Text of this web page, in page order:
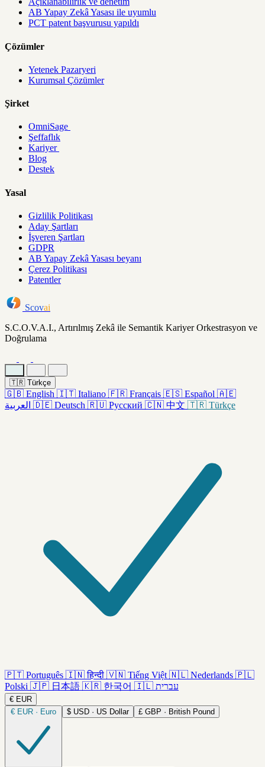
AB Yapay Zekâ Yasası ile uyumlu
PCT patent başvurusu yapıldı
Çözümler
Yetenek Pazaryeri
Kurumsal Çözümler
Şirket
OmniSage
Şeffaflık
Kariyer
Blog
Destek
Yasal
Gizlilik Politikası
Aday Şartları
İşveren Şartları
GDPR
AB Yapay Zekâ Yasası beyanı
Çerez Politikası
Patentler
Scovai
S.C.O.V.A.I., Artırılmış Zekâ ile Semantik Kariyer Orkestrasyon ve
Doğrulama
🇹🇷 Türkçe
🇬🇧 English 🇮🇹 Italiano 🇫🇷 Français 🇪🇸 Español 🇦🇪
العربية 🇩🇪 Deutsch 🇷🇺 Русский 🇨🇳 中文 🇹🇷 Türkçe
🇵🇹 Português 🇮🇳 हिन्दी 🇻🇳 Tiếng Việt 🇳🇱 Nederlands 🇵🇱
Polski 🇯🇵 日本語 🇰🇷 한국어 🇮🇱 עברית
€ EUR
€ EUR · Euro $ USD · US Dollar £ GBP · British Pound